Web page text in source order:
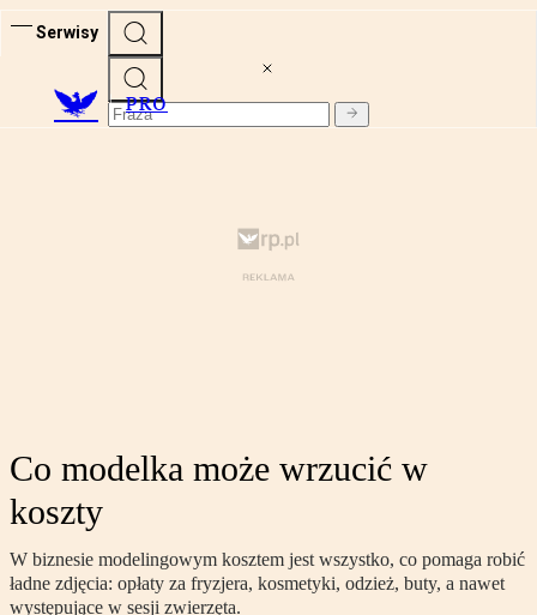
Serwisy
PRO
Co modelka może wrzucić w
koszty
W biznesie modelingowym kosztem jest wszystko, co pomaga robić
ładne zdjęcia: opłaty za fryzjera, kosmetyki, odzież, buty, a nawet
występujące w sesji zwierzęta.